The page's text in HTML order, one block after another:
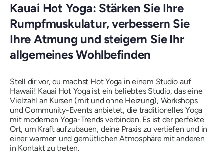
Kauai Hot Yoga: Stärken Sie Ihre
Rumpfmuskulatur, verbessern Sie
Ihre Atmung und steigern Sie Ihr
allgemeines Wohlbefinden
Stell dir vor, du machst Hot Yoga in einem Studio auf
Hawaii! Kauai Hot Yoga ist ein beliebtes Studio, das eine
Vielzahl an Kursen (mit und ohne Heizung), Workshops
und Community-Events anbietet, die traditionelles Yoga
mit modernen Yoga-Trends verbinden. Es ist der perfekte
Ort, um Kraft aufzubauen, deine Praxis zu vertiefen und in
einer warmen und gemütlichen Atmosphäre mit anderen
in Kontakt zu treten.